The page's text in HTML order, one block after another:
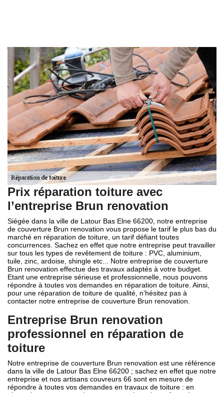
Prix réparation toiture avec
l’entreprise Brun renovation
Siégée dans la ville de Latour Bas Elne 66200, notre entreprise
de couverture Brun renovation vous propose le tarif le plus bas du
marché en réparation de toiture, un tarif défiant toutes
concurrences. Sachez en effet que notre entreprise peut travailler
sur tous les types de revêtement de toiture : PVC, aluminium,
tuile, zinc, ardoise, shingle etc... Notre entreprise de couverture
Brun renovation effectue des travaux adaptés à votre budget.
Etant une entreprise sérieuse et professionnelle, nous pouvons
répondre à toutes vos demandes en réparation de toiture. Ainsi,
pour une réparation de toiture de qualité, n’hésitez pas à
contacter notre entreprise de couverture Brun renovation.
Entreprise Brun renovation
professionnel en réparation de
toiture
Notre entreprise de couverture Brun renovation est une référence
dans la ville de Latour Bas Elne 66200 ; sachez en effet que notre
entreprise et nos artisans couvreurs 66 sont en mesure de
répondre à toutes vos demandes en travaux de toiture : en